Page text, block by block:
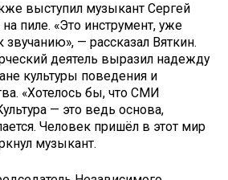
выступил музыкант Сергей
пиле. «Это инструмент, уже
— рассказал Вяткин.
деятель выразил надежду
культуры поведения и
«Хотелось бы, что СМИ
— это ведь основа,
Человек пришёл в этот мир
музыкант.